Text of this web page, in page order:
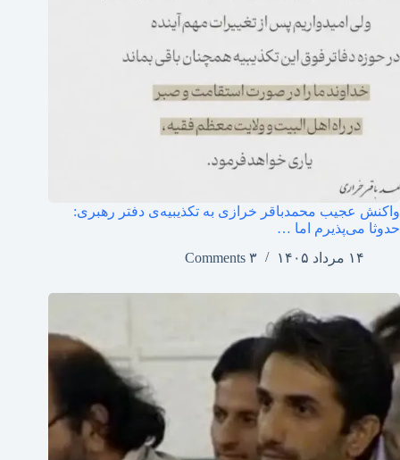
واکنش عجیب محمدباقر خرازی به تکذیبیه‌ی دفتر رهبری:
حدوثا می‌پذیرم اما …
۱۴ مرداد ۱۴۰۵
۳ Comments